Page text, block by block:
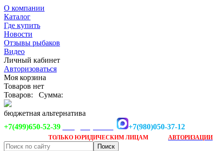
О компании
Каталог
Где купить
Новости
Отзывы рыбаков
Видео
Личный кабинет
Авторизоваться
Моя корзина
Товаров нет
Товаров:
Сумма:
бюджетная альтернатива
+7(499)650-52-39
+7(980)050-37-12
ТОЛЬКО ЮРИДИЧЕСКИМ ЛИЦАМ АВТОРИЗАЦИИ